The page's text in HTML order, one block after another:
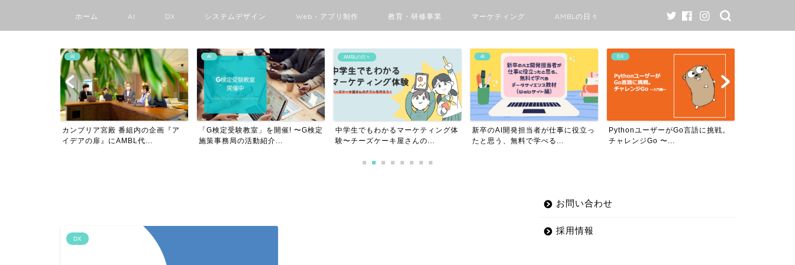
ホーム AI DX システムデザイン Web・アプリ制作 教育・研修事業 マーケティング AMBLの日々
AI
カンブリア宮殿 番組内の企画『ア
イデアの扉』にAMBL代...
AI
「G検定受験教室」を開催! 〜G検定
施策事務局の活動紹介...
AMBLの日々
中学生でもわかるマーケティング体
験〜チーズケーキ屋さんの...
AI
新卒のAI開発担当者が仕事に役立っ
たと思う、無料で学べる...
DX
PythonユーザーがGo言語に挑戦。
チャレンジGo 〜...
DX
お問い合わせ
採用情報